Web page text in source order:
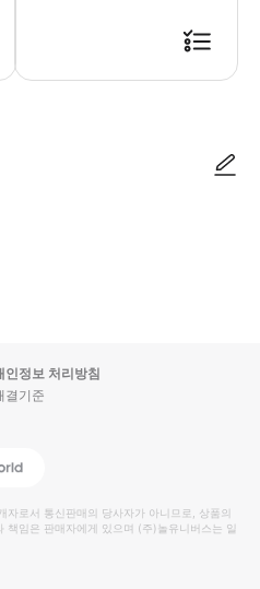
인정보 처리방침
결기준
Global
자로서 통신판매의 당사자가 아니므로, 상품의
책임은 판매자에게 있으며 (주)놀유니버스는 일